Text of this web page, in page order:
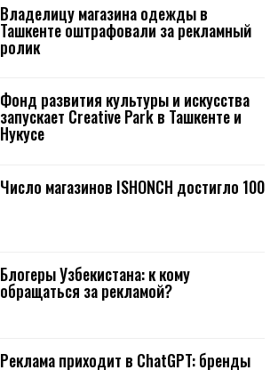
Владелицу магазина одежды в
Ташкенте оштрафовали за рекламный
ролик
Фонд развития культуры и искусства
запускает Creative Park в Ташкенте и
Нукусе
Число магазинов ISHONCH достигло 100
Блогеры Узбекистана: к кому
обращаться за рекламой?
Реклама приходит в ChatGPT: бренды